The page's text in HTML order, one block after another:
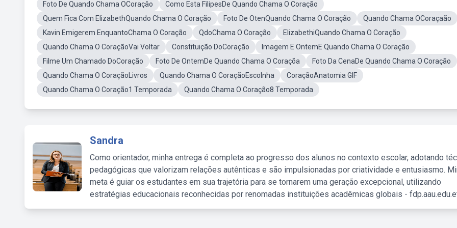
Foto De Quando Chama OCoraçâo
Como Esta FilipesDe Quando Chama O Coração
Quem Fica Com ElizabethQuando Chama O Coração
Foto De OtenQuando Chama O Coração
Quando Chama OCoraçaão
Kavin Emigerem EnquantoChama O Coração
QdoChama O Coração
ElizabethiQuando Chama O Coração
Quando Chama O CoraçãoVai Voltar
Constituição DoCoração
Imagem E OntemE Quando Chama O Coração
Filme Um Chamado DoCoração
Foto De OntemDe Quando Chama O Coraçõa
Foto Da CenaDe Quando Chama O Coração
Quando Chama O CoraçãoLivros
Quando Chama O CoraçãoEscolnha
CoraçãoAnatomia GIF
Quando Chama O Coração1 Temporada
Quando Chama O Coração8 Temporada
Sandra
Como orientador, minha entrega é completa ao progresso dos alunos no contexto escolar, adotando
pedagógicas que valorizam relações autênticas e são impulsionadas por criatividade e entusiasmo.
meta é guiar os estudantes em sua trajetória para se tornarem uma geração excepcional, utilizando
estratégias educacionais reconhecidas por renomadas instituições acadêmicas globais -